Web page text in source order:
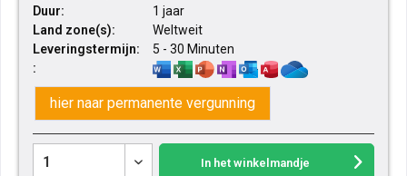
Duur:
1 jaar
Land zone(s):
Weltweit
Leveringstermijn:
5 - 30 Minuten
:
hier naar permanente vergunning
In het winkelmandje